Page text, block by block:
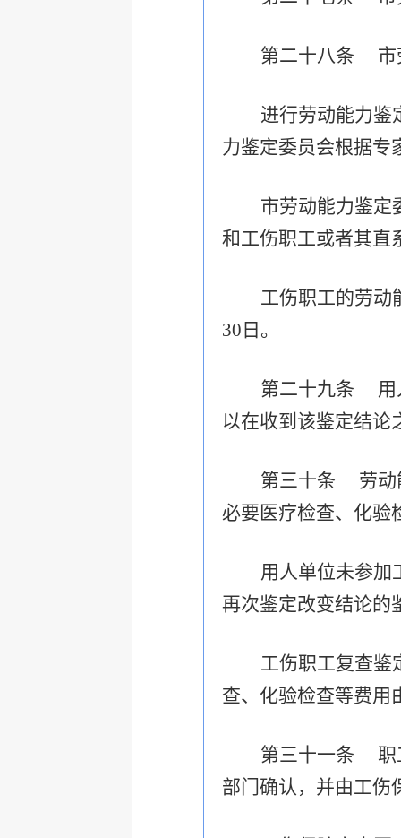
第二十八条 市
进行劳动能力鉴
力鉴定委员会根据专
市劳动能力鉴定
和工伤职工或者其直
工伤职工的劳动
30日。
第二十九条 用
以在收到该鉴定结论
第三十条 劳动
必要医疗检查、化验
用人单位未参加
再次鉴定改变结论的
工伤职工复查鉴
查、化验检查等费用
第三十一条 职
部门确认，并由工伤